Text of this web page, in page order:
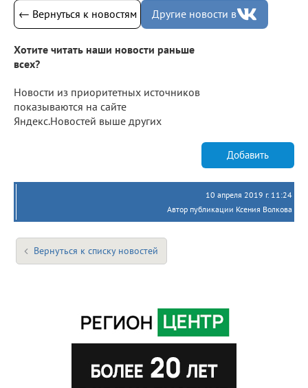
← Вернуться к новостям Другие новости в
Хотите читать наши новости раньше
всех?
Новости из приоритетных источников
показываются на сайте
Яндекс.Новостей выше других
Добавить
10 апреля 2019 г. 11:24
Автор публикации Ксения Волкова
Вернуться к списку новостей